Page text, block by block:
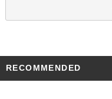
RECOMMENDED